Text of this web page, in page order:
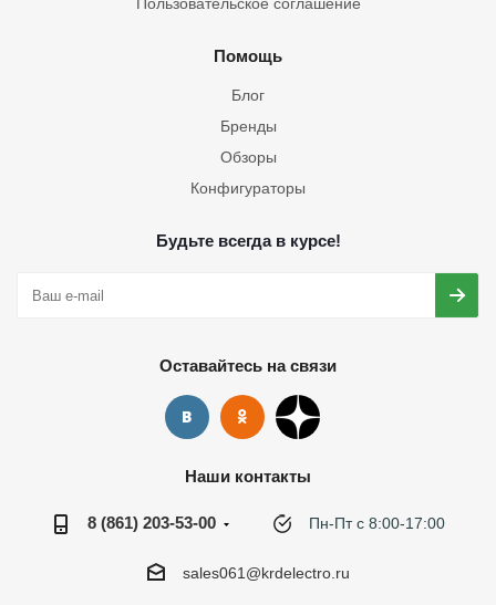
Помощь
Блог
Бренды
Обзоры
Конфигураторы
Будьте всегда в курсе!
Оставайтесь на связи
Наши контакты
8 (861) 203-53-00 Пн-Пт с 8:00-17:00
sales061@krdelectro.ru